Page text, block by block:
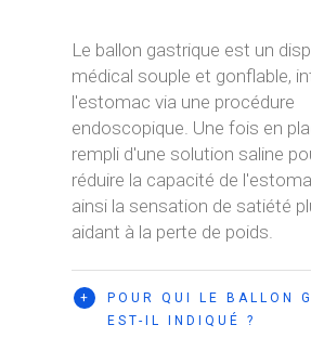
Le ballon gastrique est un
médical souple et gonflable,
l'estomac via une procédure
endoscopique. Une fois en
rempli d'une solution saline
réduire la capacité de
ainsi la sensation de satiété
aidant à la perte de poids.
+
POUR QUI LE BALLON
EST-IL INDIQUÉ ?